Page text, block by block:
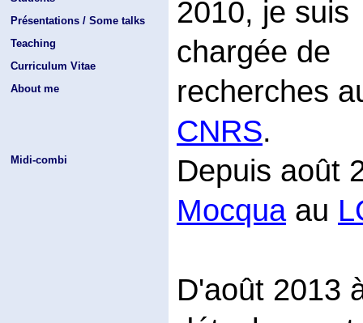
Présentations / Some talks
Teaching
Curriculum Vitae
About me
Midi-combi
2010, je suis
chargée de
recherches
CNRS.
Depuis août
Mocquaau
D'août 2013